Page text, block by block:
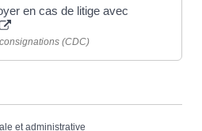
en cas de litige avec
(CDC)
et administrative